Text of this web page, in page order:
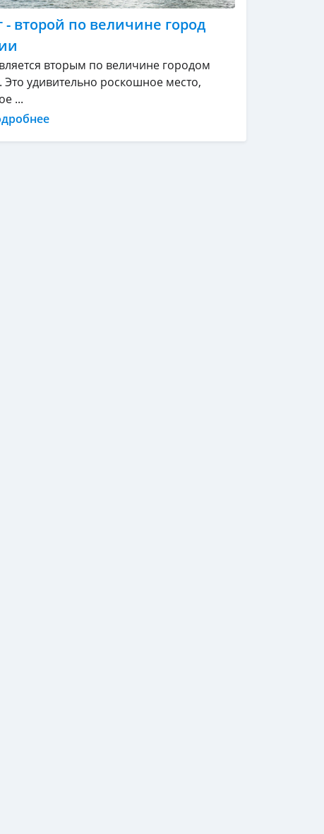
- второй по величине город
вторым по величине городом
Это удивительно роскошное место,
...